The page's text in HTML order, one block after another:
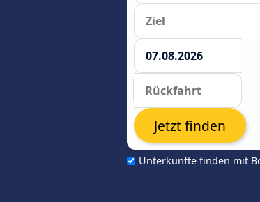
Unterkünfte finden mit
Jetzt finden